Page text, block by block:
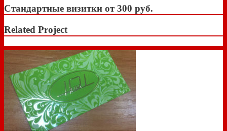
Стандартные визитки от 300 руб.
Related Project